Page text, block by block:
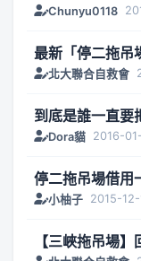
Chunyu0118
最新「停二拖吊
北大聯合自救會
到底是誰一直要
Dora貓 2016-
停二拖吊場借用
小柚子 2015-12-
【三峽拖吊場